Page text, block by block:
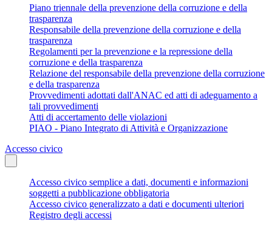
Piano triennale della prevenzione della corruzione e della
trasparenza
Responsabile della prevenzione della corruzione e della
trasparenza
Regolamenti per la prevenzione e la repressione della
corruzione e della trasparenza
Relazione del responsabile della prevenzione della corruzione
e della trasparenza
Provvedimenti adottati dall'ANAC ed atti di adeguamento a
tali provvedimenti
Atti di accertamento delle violazioni
PIAO - Piano Integrato di Attività e Organizzazione
Accesso civico
Accesso civico semplice a dati, documenti e informazioni
soggetti a pubblicazione obbligatoria
Accesso civico generalizzato a dati e documenti ulteriori
Registro degli accessi